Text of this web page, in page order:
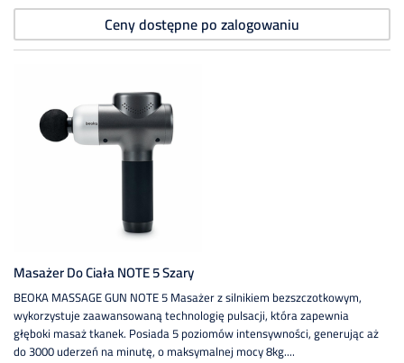
Ceny dostępne po zalogowaniu
Masażer Do Ciała NOTE 5 Szary
BEOKA MASSAGE GUN NOTE 5 Masażer z silnikiem bezszczotkowym,
wykorzystuje zaawansowaną technologię pulsacji, która zapewnia
głęboki masaż tkanek. Posiada 5 poziomów intensywności, generując aż
do 3000 uderzeń na minutę, o maksymalnej mocy 8kg....